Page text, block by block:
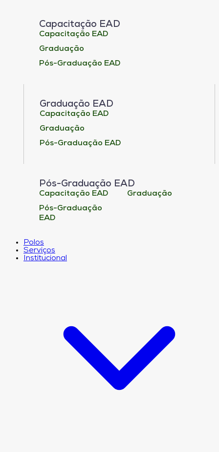
Capacitação EAD
Capacitação EAD
Graduação
Pós-Graduação EAD
Graduação EAD
Capacitação EAD
Graduação
Pós-Graduação EAD
Pós-Graduação EAD
Capacitação EAD
Graduação
Pós-Graduação
EAD
Polos
Serviços
Institucional